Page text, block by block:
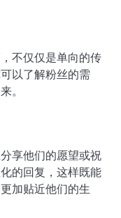
不仅仅是单向的传
以了解粉丝的需
。
享他们的愿望或祝
的回复，这样既能
加贴近他们的生